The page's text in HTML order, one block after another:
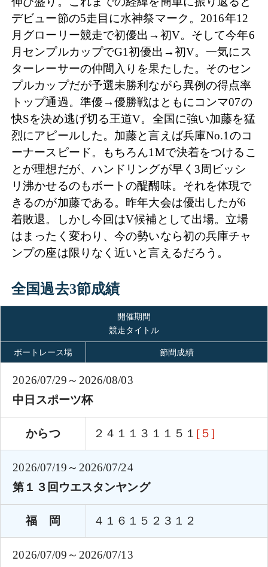
デビュー節の5走目に水神祭マーク。2016年12
月グローリー競走で初優出→初V。そして今年6
月センプルカップでG1初優出→初V。一気にス
ターレーサーの仲間入りを果たした。そのセン
プルカップだが予選未勝利ながら異例の得点率
トップ通過。準優→優勝戦はともにコンマ07の
快Sを決め逃げ切る王道V。全国に強い加藤を猛
烈にアピールした。加藤と言えば兵庫No.1のコ
ーナースピード。もちろん1Mで決着をつけるこ
とが理想だが、ハンドリングが早く3周ビッシ
リ沸かせるのもボートの醍醐味。それを体現で
きるのが加藤である。昨年大会は優出したが6
着敗退。しかし今回はV候補として出場。立場
はまったく変わり、今の勢いなら初の兵庫チャ
ンプの座は限りなく近いと言えるだろう。
全国過去3節成績
開催期間
競走タイトル
ボートレース場 節間成績
2026/07/29～2026/08/03
中日スポーツ杯
からつ ２４１１３１１５１ [５]
2026/07/19～2026/07/24
第１３回ウエスタンヤング
福 岡 ４１６１５２３１２
2026/07/09～2026/07/13